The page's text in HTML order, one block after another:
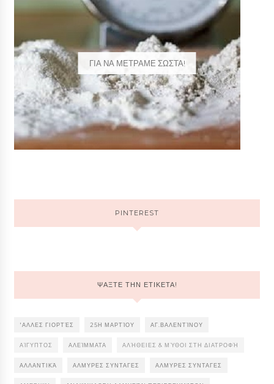
ΓΙΑ ΝΑ ΜΕΤΡΑΜΕ ΣΩΣΤΑ!
PINTEREST
ΨΑΞΤΕ ΤΗΝ ΕΤΙΚΕΤΑ!
'ΑΛΛΕΣ ΓΙΟΡΤΈΣ 25Η ΜΑΡΤΊΟΥ ΑΓ.ΒΑΛΕΝΤΊΝΟΥ
ΑΊΓΥΠΤΟΣ ΑΛΕΊΜΜΑΤΑ ΑΛΉΘΕΙΕΣ & ΜΎΘΟΙ ΣΤΗ ΔΙΑΤΡΟΦΉ
ΑΛΛΑΝΤΙΚΆ ΑΛΜΥΡΕΣ ΣΥΝΤΑΓΕΣ ΑΛΜΥΡΕΣ ΣΥΝΤΑΓΕΣ